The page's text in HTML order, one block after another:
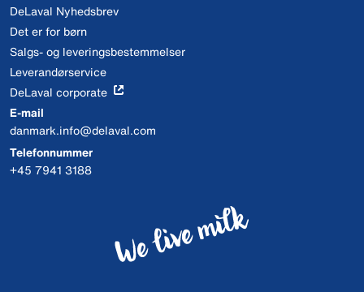
DeLaval Nyhedsbrev
Det er for børn
Salgs- og leveringsbestemmelser
Leverandørservice
DeLaval corporate
E-mail
danmark.info@delaval.com
Telefonnummer
+45 7941 3188